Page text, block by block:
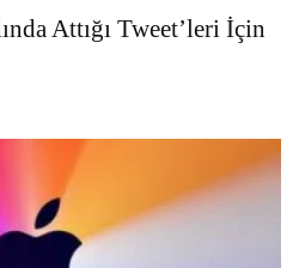
Attığı Tweet’leri İçin